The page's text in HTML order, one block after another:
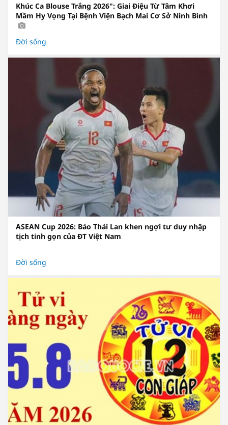
Khúc Ca Blouse Trắng 2026": Giai Điệu Từ Tâm Khơi
Mầm Hy Vọng Tại Bệnh Viện Bạch Mai Cơ Sở Ninh Bình
Đời sống
ASEAN Cup 2026: Báo Thái Lan khen ngợi tư duy nhập
tịch tinh gọn của ĐT Việt Nam
Đời sống